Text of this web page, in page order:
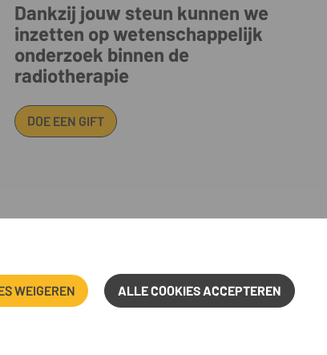
Dankzij jouw steun kunnen we
inzetten op wetenschappelijk
onderzoek binnen de
radiotherapie
DOE EEN GIFT
• www.iridiumnetwerk.be
WEIGEREN ALLE COOKIES ACCEPTEREN